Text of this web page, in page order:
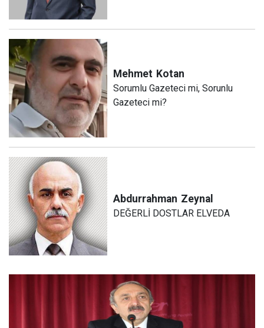
Mehmet Kotan
Sorumlu Gazeteci mi, Sorunlu
Gazeteci mi?
Abdurrahman Zeynal
DEĞERLİ DOSTLAR ELVEDA